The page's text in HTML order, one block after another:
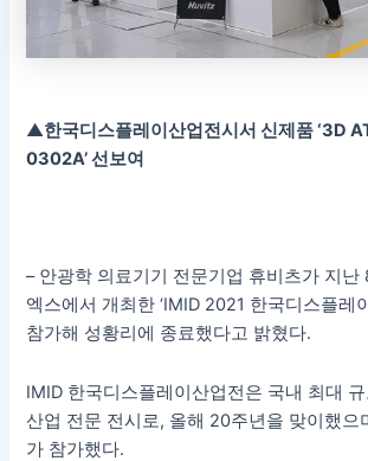
▲한국디스플레이산업전시서 신제품‘3D
0302A’선보여
– 안광학 의료기기 전문기업 휴비츠가 지난
엑스에서 개최한 ‘IMID 2021 한국디스플레
참가해 성황리에 종료했다고 밝혔다.
IMID 한국디스플레이산업전은 국내 최대
산업 전문 전시로, 올해 20주년을 맞이했으
가 참가했다.